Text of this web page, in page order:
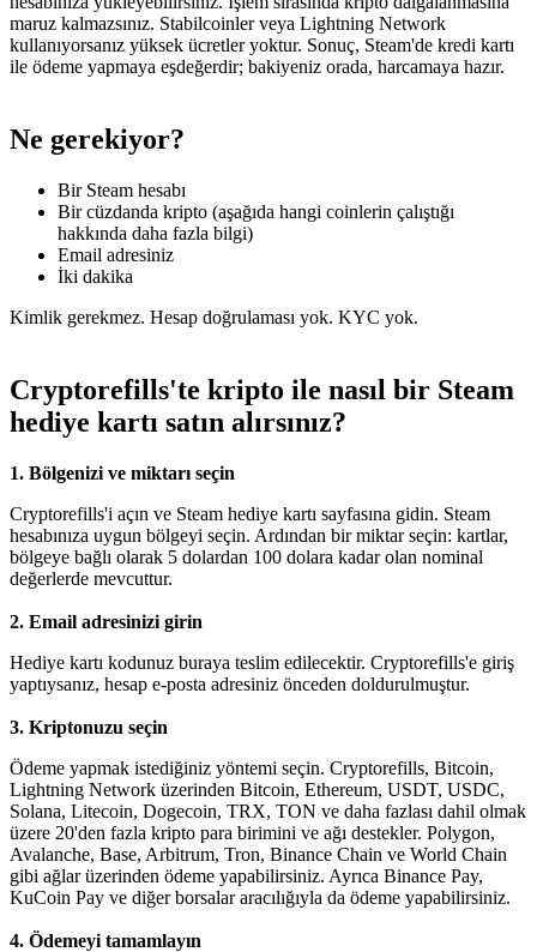
maruz kalmazsınız. Stabilcoinler veya Lightning Network
kullanıyorsanız yüksek ücretler yoktur. Sonuç, Steam'de kredi kartı
ile ödeme yapmaya eşdeğerdir; bakiyeniz orada, harcamaya hazır.
Ne gerekiyor?
Bir Steam hesabı
Bir cüzdanda kripto (aşağıda hangi coinlerin çalıştığı
hakkında daha fazla bilgi)
Email adresiniz
İki dakika
Kimlik gerekmez. Hesap doğrulaması yok. KYC yok.
Cryptorefills'te kripto ile nasıl bir Steam
hediye kartı satın alırsınız?
1. Bölgenizi ve miktarı seçin
Cryptorefills'i açın ve Steam hediye kartı sayfasına gidin. Steam
hesabınıza uygun bölgeyi seçin. Ardından bir miktar seçin: kartlar,
bölgeye bağlı olarak 5 dolardan 100 dolara kadar olan nominal
değerlerde mevcuttur.
2. Email adresinizi girin
Hediye kartı kodunuz buraya teslim edilecektir. Cryptorefills'e giriş
yaptıysanız, hesap e-posta adresiniz önceden doldurulmuştur.
3. Kriptonuzu seçin
Ödeme yapmak istediğiniz yöntemi seçin. Cryptorefills, Bitcoin,
Lightning Network üzerinden Bitcoin, Ethereum, USDT, USDC,
Solana, Litecoin, Dogecoin, TRX, TON ve daha fazlası dahil olmak
üzere 20'den fazla kripto para birimini ve ağı destekler. Polygon,
Avalanche, Base, Arbitrum, Tron, Binance Chain ve World Chain
gibi ağlar üzerinden ödeme yapabilirsiniz. Ayrıca Binance Pay,
KuCoin Pay ve diğer borsalar aracılığıyla da ödeme yapabilirsiniz.
4. Ödemeyi tamamlayın